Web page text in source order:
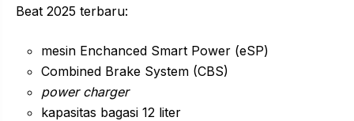
Beat 2025 terbaru:
mesin Enchanced Smart Power (eSP)
Combined Brake System (CBS)
power charger
kapasitas bagasi 12 liter